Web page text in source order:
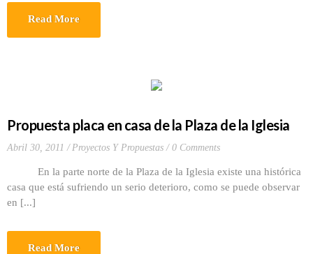
Read More
Propuesta placa en casa de la Plaza de la Iglesia
Abril 30, 2011 Proyectos Y Propuestas 0 Comments
En la parte norte de la Plaza de la Iglesia existe una histórica
casa que está sufriendo un serio deterioro, como se puede observar
en [...]
Read More